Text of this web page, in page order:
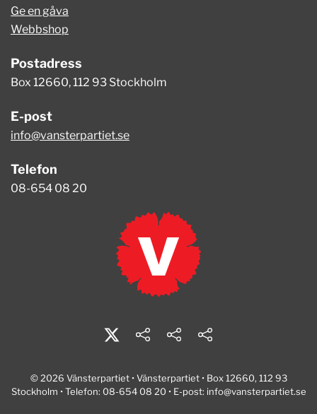
Ge en gåva
Webbshop
Postadress
Box 12660, 112 93 Stockholm
E-post
info@vansterpartiet.se
Telefon
08-654 08 20
© 2026 Vänsterpartiet • Vänsterpartiet • Box 12660, 112 93
Stockholm • Telefon: 08-654 08 20 • E-post: info@vansterpartiet.se